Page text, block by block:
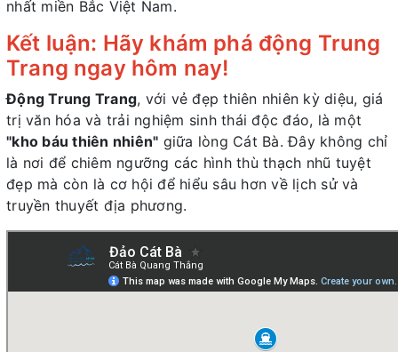
nhất miền Bắc Việt Nam.
Kết luận: Hãy khám phá động Trung
Trang ngay hôm nay!
Động Trung Trang, với vẻ đẹp thiên nhiên kỳ diệu, giá
trị văn hóa và trải nghiệm sinh thái độc đáo, là một
"kho báu thiên nhiên" giữa lòng Cát Bà. Đây không chỉ
là nơi để chiêm ngưỡng các hình thù thạch nhũ tuyệt
đẹp mà còn là cơ hội để hiểu sâu hơn về lịch sử và
truyền thuyết địa phương.